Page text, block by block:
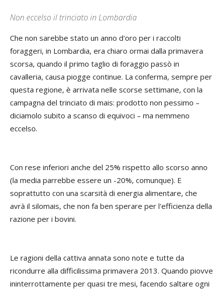
Non eccelso il trinciato in Lombardia
Che non sarebbe stato un anno d'oro per i raccolti
foraggeri, in Lombardia, era chiaro ormai dalla primavera
scorsa, quando il primo taglio di foraggio passò in
cavalleria, causa piogge continue. La conferma, sempre per
questa regione, è arrivata nelle scorse settimane, con la
campagna del trinciato di mais: prodotto non pessimo –
diciamolo subito a scanso di equivoci – ma nemmeno
eccelso.
Con rese inferiori anche del 25% rispetto allo scorso anno
(la media parrebbe essere un -20%, comunque). E
soprattutto con una scarsità di energia alimentare, che
avrà il silomais, che non fa ben sperare per l'efficienza della
razione per i bovini.
Le ragioni della cattiva annata sono note e tutte da
ricondurre alla difficilissima primavera 2013. Quando piovve
ininterrottamente per quasi tre mesi, facendo saltare ogni